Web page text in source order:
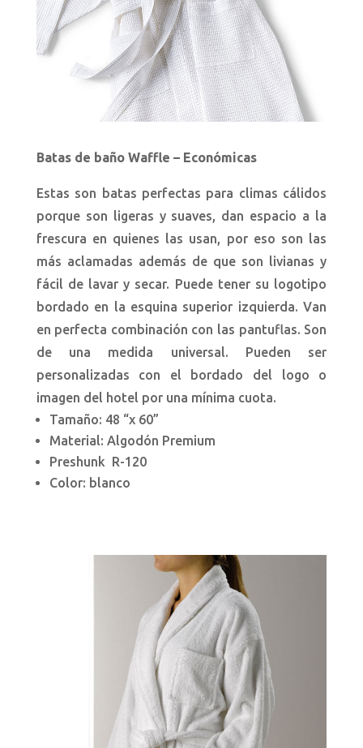
Batas de baño Waffle – Económicas
Estas son batas perfectas para climas cálidos
porque son ligeras y suaves, dan espacio a la
frescura en quienes las usan, por eso son las
más aclamadas además de que son livianas y
fácil de lavar y secar. Puede tener su logotipo
bordado en la esquina superior izquierda. Van
en perfecta combinación con las pantuflas. Son
de una medida universal. Pueden ser
personalizadas con el bordado del logo o
imagen del hotel por una mínima cuota.
Tamaño: 48 “x 60”
Material: Algodón Premium
Preshunk R-120
Color: blanco